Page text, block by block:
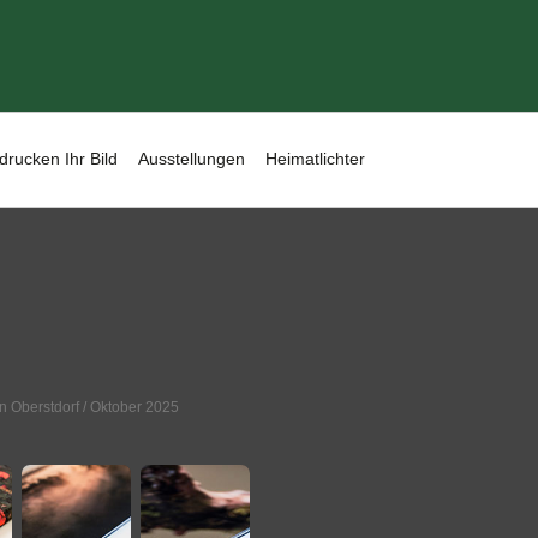
Ihr Bild Ausstellungen Heimatlichter
Oberstdorf/ Oktober 2025